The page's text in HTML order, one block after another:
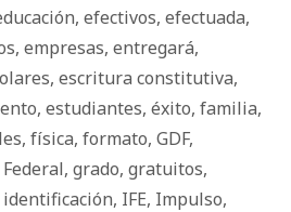
, efectivos, efectuada,
, empresas, entregará,
, escritura constitutiva,
, estudiantes, éxito, familia,
, física, formato, GDF,
, grado, gratuitos,
identificación, IFE, Impulso,